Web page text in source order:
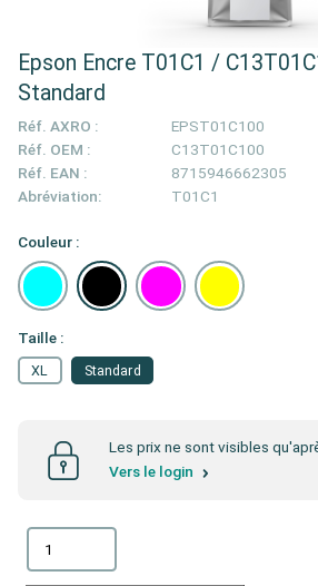
Epson Encre T01C1 /
Standard
Réf. AXRO :
EPST01C100
Réf. OEM :
C13T01C100
Réf. EAN :
8715946662305
Abréviation:
T01C1
Couleur :
Taille :
Standard
XL
Les prix ne sont visibles
Vers le login